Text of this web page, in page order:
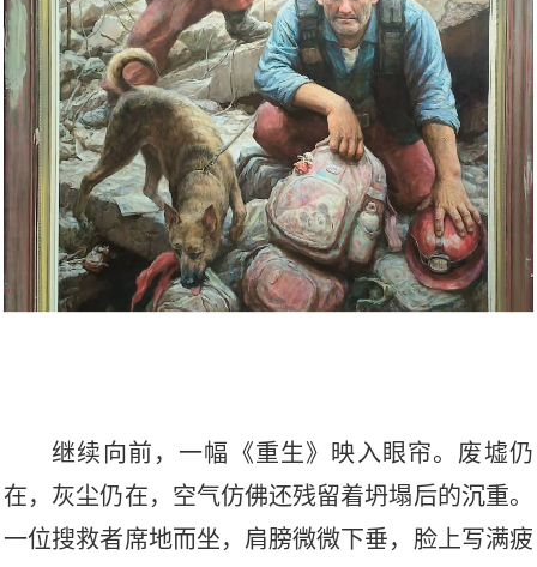
继续向前，一幅《重生》映入眼帘。废墟仍
在，灰尘仍在，空气仿佛还残留着坍塌后的沉重。
一位搜救者席地而坐，肩膀微微下垂，脸上写满疲